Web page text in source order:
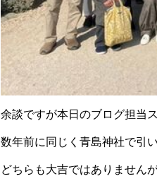
余談ですが本日のブログ担当
数年前に同じく青島神社で引
どちらも大吉ではありません